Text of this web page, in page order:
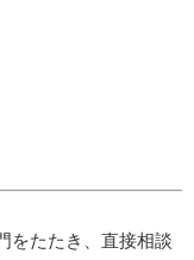
をたたき、直接相談